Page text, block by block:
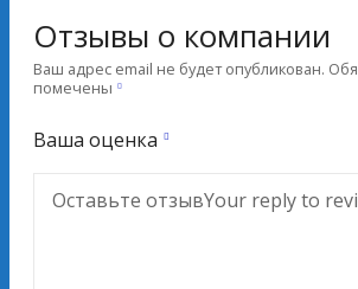
Отзывы о компании
Ваш адрес email не будет опубликован.
помечены
Ваша оценка
Оставьте отзывYour reply to